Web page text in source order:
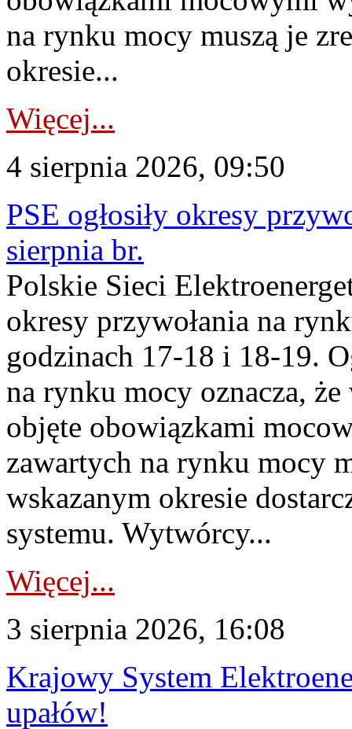
na rynku mocy muszą je
okresie...
Więcej...
4 sierpnia 2026, 09:50
PSE ogłosiły okresy
sierpnia br.
Polskie Sieci
okresy przywołania na
godzinach 17-18 i 18-19.
na rynku mocy oznacza,
objęte obowiązkami
zawartych na rynku mocy
wskazanym okresie
systemu. Wytwórcy...
Więcej...
3 sierpnia 2026, 16:08
Krajowy System
upałów!